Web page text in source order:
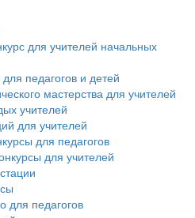
для учителей начальных
педагогов и детей
мастерства для учителей
учителей
для учителей
для педагогов
для учителей
для педагогов